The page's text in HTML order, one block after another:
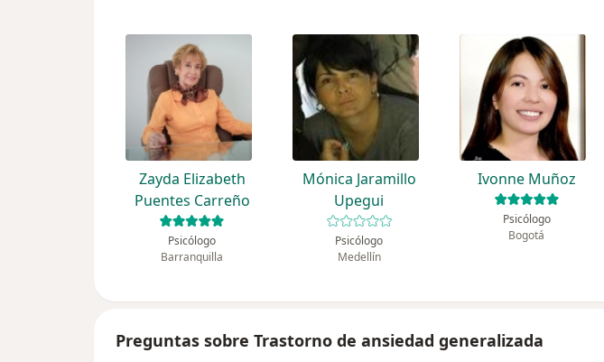
Zayda Elizabeth
Puentes Carreño
Psicólogo
Barranquilla
Mónica Jaramillo
Upegui
Psicólogo
Medellín
Ivonne Muñoz
Psicólogo
Bogotá
Preguntas sobre Trastorno de ansiedad generalizada